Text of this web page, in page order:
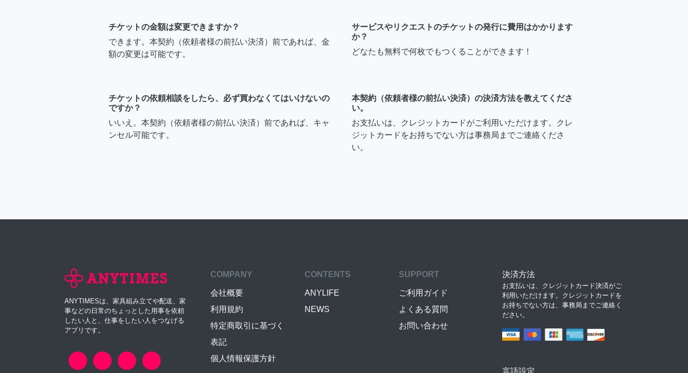
チケットの金額は変更できますか？
できます。本契約（依頼者様の前払い決済）前であれば、金
額の変更は可能です。
サービスやリクエストのチケットの発行に費用はかかります
か？
どなたも無料で何枚でもつくることができます！
チケットの依頼相談をしたら、必ず買わなくてはいけないの
ですか？
いいえ。本契約（依頼者様の前払い決済）前であれば、キャ
ンセル可能です。
本契約（依頼者様の前払い決済）の決済方法を教えてくださ
い。
お支払いは、クレジットカードがご利用いただけます。クレ
ジットカードをお持ちでない方は事務局までご連絡くださ
い。
ANYTIMESは、家具組み立てや配送、家
事などの日常のちょっとした用事を依頼
したい人と、仕事をしたい人をつなげる
アプリです。
COMPANY
会社概要
利用規約
特定商取引に基づく
表記
個人情報保護方針
CONTENTS
ANYLIFE
NEWS
SUPPORT
ご利用ガイド
よくある質問
お問い合わせ
決済方法
お支払いは、クレジットカード決済がご
利用いただけます。クレジットカードを
お持ちでない方は、事務局までご連絡く
ださい。
言語設定